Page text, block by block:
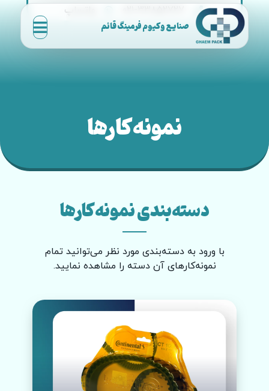
واتساپ
صنایع وکیوم فرمینگ قائم
نمونه‌کارها
دسته‌بندی نمونه‌کارها
با ورود به دسته‌بندی مورد نظر می‌توانید تمام
نمونه‌کارهای آن دسته را مشاهده نمایید.